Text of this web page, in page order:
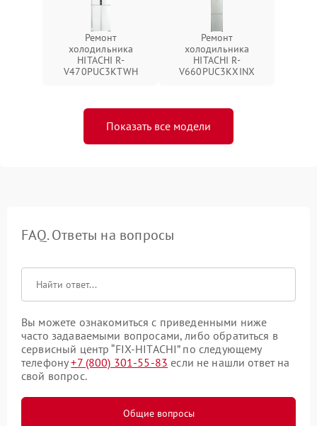
Ремонт
холодильника
HITACHI R-
V470PUC3KTWH
Ремонт
холодильника
HITACHI R-
V660PUC3KXINX
Показать все модели
FAQ. Ответы на вопросы
Вы можете ознакомиться с приведенными ниже
часто задаваемыми вопросами, либо обратиться в
сервисный центр “FIX-HITACHI” по следующему
телефону+7 (800) 301-55-83 если не нашли ответ на
свой вопрос.
Общие вопросы